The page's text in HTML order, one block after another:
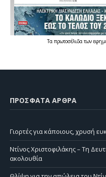
Τα πρωτοσέλιδατων
ΠΡΌΣΦΑΤΑ ΆΡΘΡΑ
Γιορτές για κάποιους, χρυσή
Ντίνος Χριστοφιλάκης – Τη
ακολουθία